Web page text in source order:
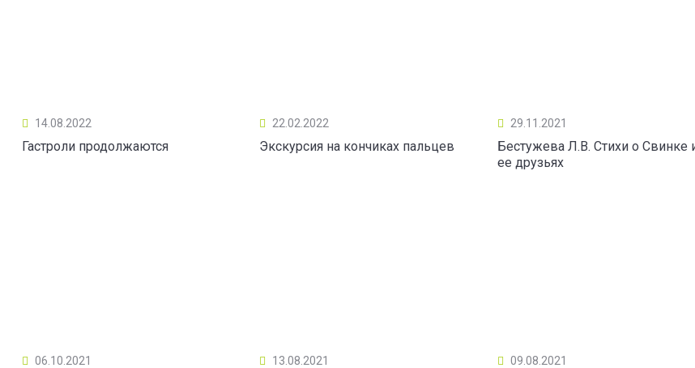
14.08.2022
Гастроли продолжаются
22.02.2022
Экскурсия на кончиках пальцев
29.11.2021
Бестужева Л.В. Стихи о Свинке
ее друзьях
06.10.2021 13.08.2021 09.08.2021